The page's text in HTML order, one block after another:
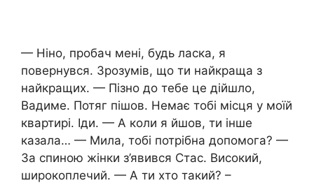
— Ніно, пробач мені, будь ласка, я
повернувся. Зрозумів, що ти найкраща з
найкращих. — Пізно до тебе це дійшло,
Вадиме. Потяг пішов. Немає тобі місця у моїй
квартирі. Іди. — А коли я йшов, ти інше
казала… — Мила, тобі потрібна допомога? —
За спиною жінки з’явився Стас. Високий,
широкоплечий. — А ти хто такий? –